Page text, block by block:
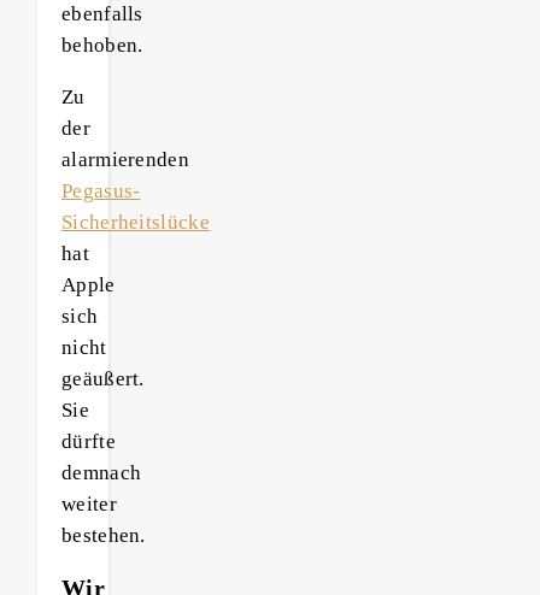
ebenfalls
behoben.
Zu
der
alarmierenden
Pegasus-
Sicherheitslücke
hat
Apple
sich
nicht
geäußert.
Sie
dürfte
demnach
weiter
bestehen.
Wir